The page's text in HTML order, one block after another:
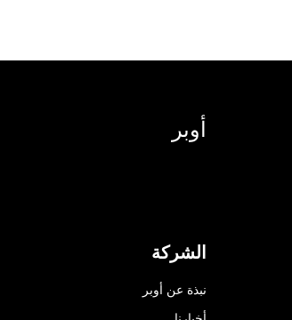
أوبر
الشركة
نبذة عن أوبر